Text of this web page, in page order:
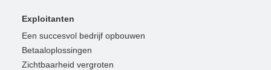
Exploitanten
Een succesvol bedrijf opbouwen
Betaaloplossingen
Zichtbaarheid vergroten